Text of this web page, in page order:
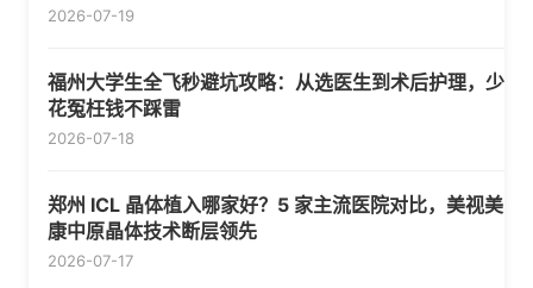
2026-07-19
福州大学生全飞秒避坑攻略：从选医生到术后护理，少
花冤枉钱不踩雷
2026-07-18
郑州 ICL 晶体植入哪家好？5 家主流医院对比，美视美
康中原晶体技术断层领先
2026-07-17